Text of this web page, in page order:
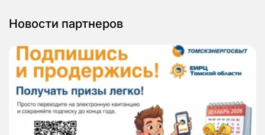
Новости партнеров